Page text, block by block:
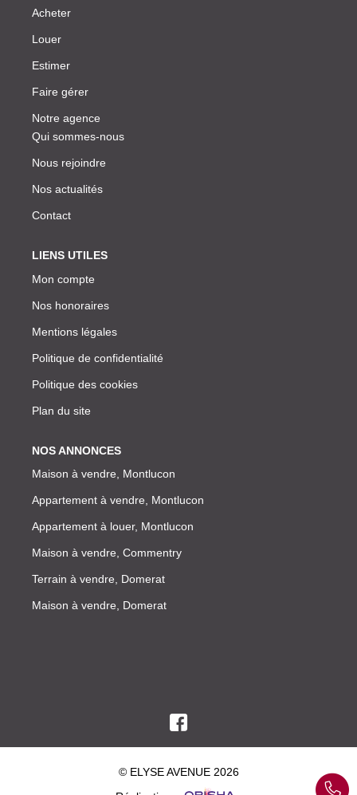
Acheter
Louer
Estimer
Faire gérer
Notre agence
Qui sommes-nous
Nous rejoindre
Nos actualités
Contact
LIENS UTILES
Mon compte
Nos honoraires
Mentions légales
Politique de confidentialité
Politique des cookies
Plan du site
NOS ANNONCES
Maison à vendre, Montlucon
Appartement à vendre, Montlucon
Appartement à louer, Montlucon
Maison à vendre, Commentry
Terrain à vendre, Domerat
Maison à vendre, Domerat
© ELYSE AVENUE 2026